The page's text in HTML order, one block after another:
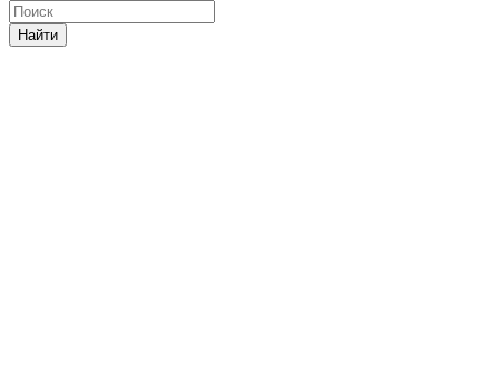
Найти